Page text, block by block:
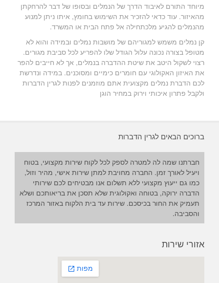
מיוחד התורם לאיבוד הדרך של הנמלים ובסופו של דבר להרחקתן
מהאיזור. עוד כדאי להזכיר את השימוש בחומץ, איתו ניתן למנוע
מהנמלים להגיע מלכתחילה אל פתח הבית או המשרד.
קן נמלים משמש למגוריהם של מושבות נמלים ובמידה והוא לא
מטופל בצורה נכונה עלול הגודל שלו להפריע לכל סביבת מגורים.
רצוי לשקול היטב את שיטת ההדברה בנמלים, אך לא חייבים להפר
את האיזון האקולוגי עם חומרים כימיים ומסוכנים. במידה ונדרשת
לכם הדברת נמלים מקצועית אתם מוזמנים לפנות לגרין הדברות
ולקבל פתרון איכותי וירוק במחיר הוגן
ברוכים הבאים לגרין הדברות
חברתנו שמה לה למטרה לספק לכל לקוח שירות מקצועי, בטוח
ויעיל לאורך זמן. החברה מחויבת למתן שירות אישי, מהיר וזול,
כמו גם ייעוץ מקצועי ללא תשלום אנו מבטיחים לכם שירותי
הדברה ירוקה, בטוחה ואקולוגית שלא תסכן את בריאותכם ושלא
תעמיק את החור בכיסכם. שירות עד בית הלקוח באזור המרכז
והסביבה.
אזורי שירות